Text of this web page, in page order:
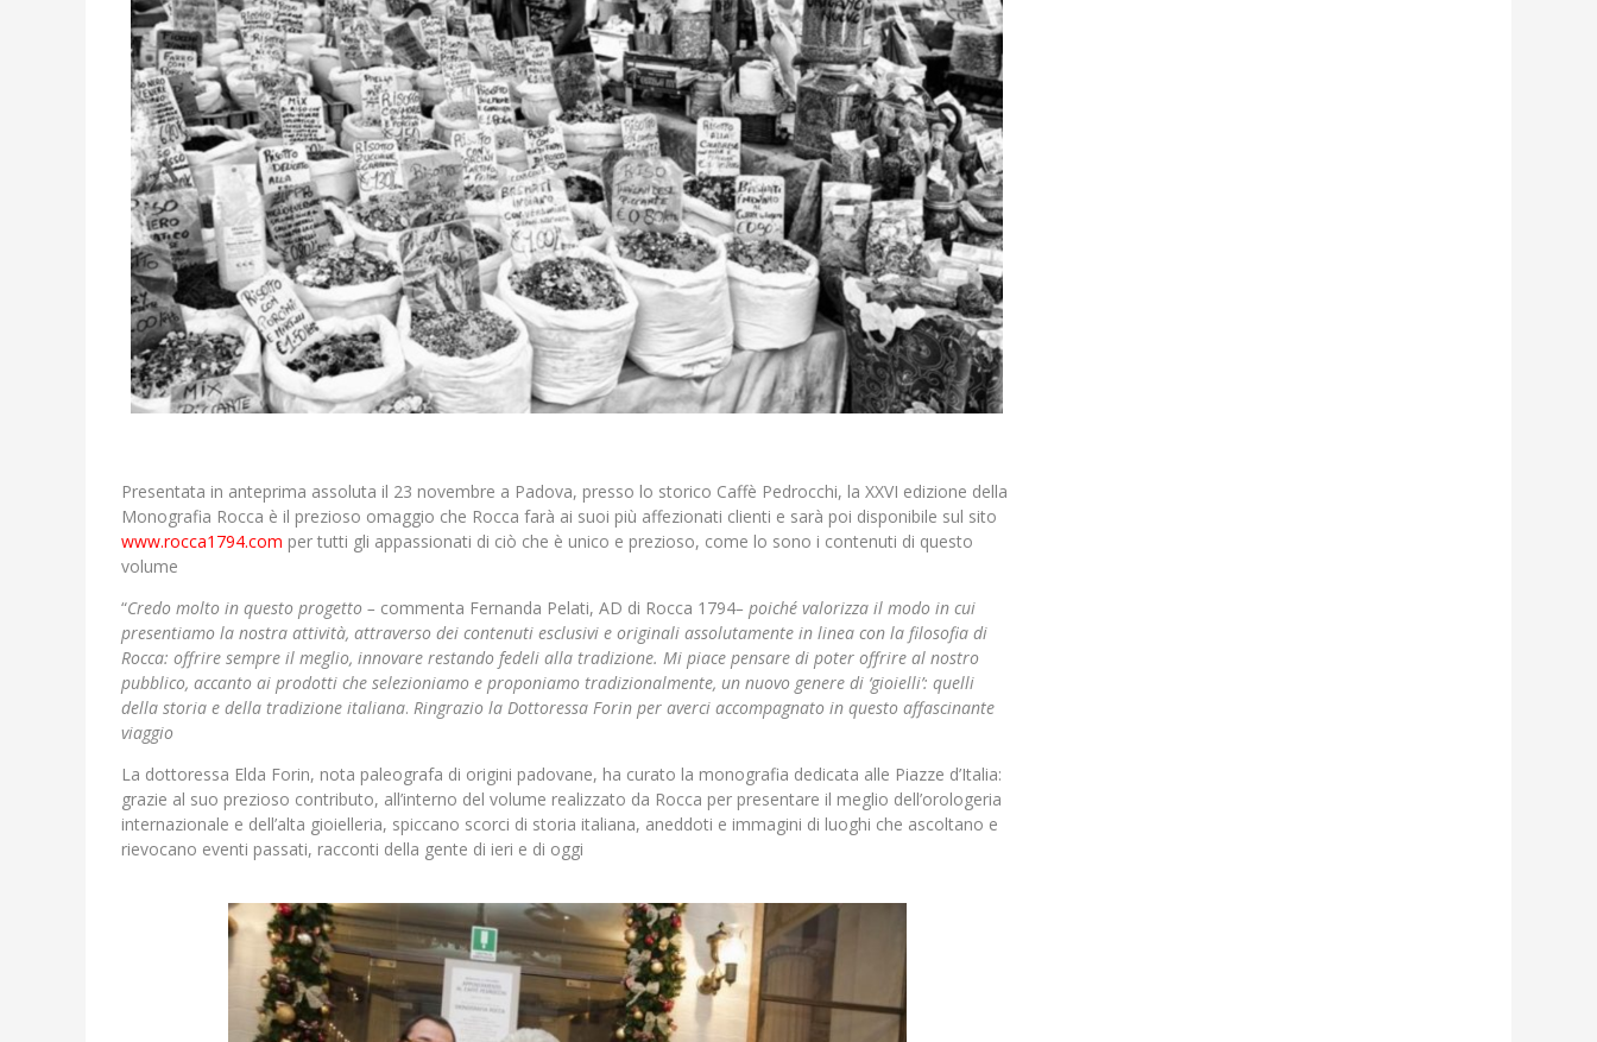
Presentata in anteprima assoluta il 23 novembre a Padova, presso lo storico Caffè Pedrocchi, la XXVI edizione della
Monografia Rocca è il prezioso omaggio che Rocca farà ai suoi più affezionati clienti e sarà poi disponibile sul sito
www.rocca1794.com per tutti gli appassionati di ciò che è unico e prezioso, come lo sono i contenuti di questo
volume
“Credo molto in questo progetto – commenta Fernanda Pelati, AD di Rocca 1794– poiché valorizza il modo in cui
presentiamo la nostra attività, attraverso dei contenuti esclusivi e originali assolutamente in linea con la filosofia di
Rocca: offrire sempre il meglio, innovare restando fedeli alla tradizione. Mi piace pensare di poter offrire al nostro
pubblico, accanto ai prodotti che selezioniamo e proponiamo tradizionalmente, un nuovo genere di ‘gioielli’: quelli
della storia e della tradizione italiana. Ringrazio la Dottoressa Forin per averci accompagnato in questo affascinante
viaggio
La dottoressa Elda Forin, nota paleografa di origini padovane, ha curato la monografia dedicata alle Piazze d’Italia:
grazie al suo prezioso contributo, all’interno del volume realizzato da Rocca per presentare il meglio dell’orologeria
internazionale e dell’alta gioielleria, spiccano scorci di storia italiana, aneddoti e immagini di luoghi che ascoltano e
rievocano eventi passati, racconti della gente di ieri e di oggi